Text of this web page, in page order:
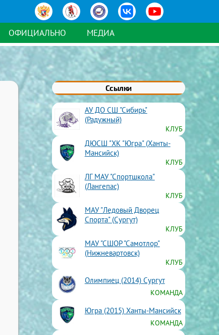
ОФИЦИАЛЬНО МЕДИА
Ссылки
АУ ДО СШ "Сибирь"
(Радужный)
КЛУБ
ДЮСШ "ХК "Югра" (Ханты-
Мансийск)
КЛУБ
ЛГ МАУ "Спортшкола"
(Лангепас)
КЛУБ
МАУ "Ледовый Дворец
Спорта" (Сургут)
КЛУБ
МАУ "СШОР "Самотлор"
(Нижневартовск)
КЛУБ
Олимпиец (2014) Сургут
КОМАНДА
Югра (2015) Ханты-Мансийск
КОМАНДА